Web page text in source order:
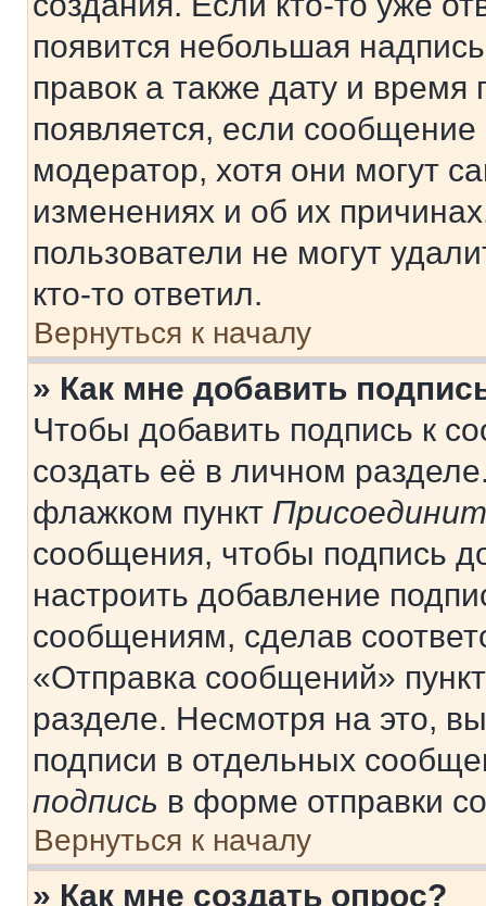
появится небольшая
правок а также дату и
появляется, если
модератор, хотя они могут
изменениях и об их
пользователи не могут
кто-то ответил.
Вернуться к началу
» Как мне добавить
Чтобы добавить подпись к
создать её в личном
флажком пункт
сообщения, чтобы подпись
настроить добавление
сообщениям, сделав
«Отправка сообщений»
разделе. Несмотря на это,
подписи в отдельных
подпись в форме отправки
Вернуться к началу
» Как мне создать опрос?